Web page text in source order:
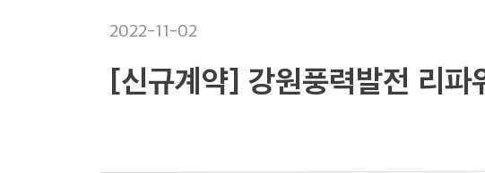
2022-11-02
[신규계약] 강원풍력발전 리파